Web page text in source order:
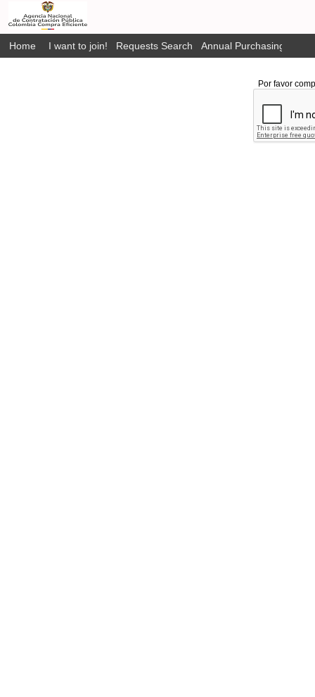
Home I want to join! Requests Search Annual Purchasing Plan
Por favor